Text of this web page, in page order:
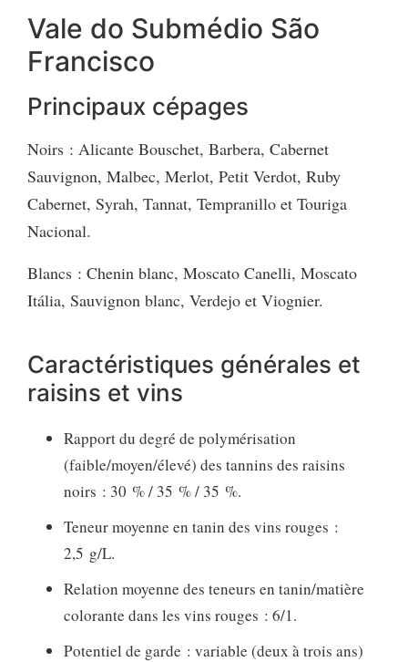
Vale do Submédio São
Francisco
Principaux cépages
Noirs : Alicante Bouschet, Barbera, Cabernet
Sauvignon, Malbec, Merlot, Petit Verdot, Ruby
Cabernet, Syrah, Tannat, Tempranillo et Touriga
Nacional.
Blancs : Chenin blanc, Moscato Canelli, Moscato
Itália, Sauvignon blanc, Verdejo et Viognier.
Caractéristiques générales et
raisins et vins
Rapport du degré de polymérisation
(faible/moyen/élevé) des tannins des raisins
noirs : 30 % / 35 % / 35 %.
Teneur moyenne en tanin des vins rouges :
2,5 g/L.
Relation moyenne des teneurs en tanin/matière
colorante dans les vins rouges : 6/1.
Potentiel de garde : variable (deux à trois ans)